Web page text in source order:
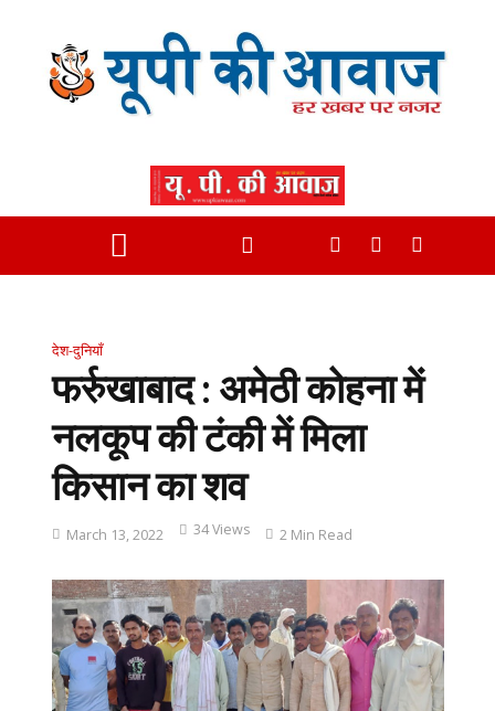
देश-दुनियाँ
फर्रुखाबाद : अमेठी कोहना में
नलकूप की टंकी में मिला
किसान का शव
March 13, 2022 34 Views 2 Min Read